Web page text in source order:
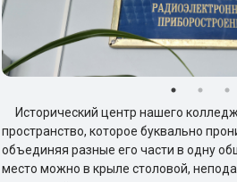
Исторический центр нашего
пространство, которое буквально
объединяя разные его части в одну
место можно в крыле столовой,